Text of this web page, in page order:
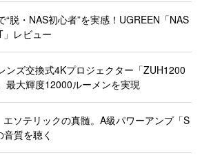
“脱・NAS初心者”を実感！UGREEN「NAS
」レビュー
ンズ交換式4Kプロジェクター「ZUH1200
最大輝度12000ルーメンを実現
エソテリックの真髄。A級パワーアンプ「S
質を聴く